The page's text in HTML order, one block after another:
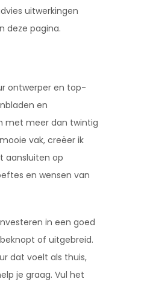
uitwerkingen
deze pagina.
ontwerper en top-
en
met meer dan twintig
vak, creëer ik
aansluiten op
en wensen van
in een goed
of uitgebreid.
dat voelt als thuis,
je graag. Vul het